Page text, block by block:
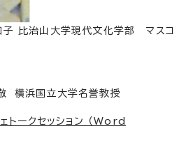
子 比治山大学現代文化学部 マスコ
横浜国立大学名誉教授
トークセッション （Word